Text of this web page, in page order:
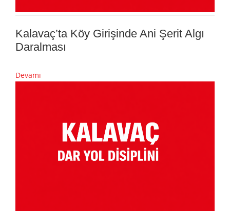
Kalavaç’ta Köy Girişinde Ani Şerit Algı
Daralması
Devamı